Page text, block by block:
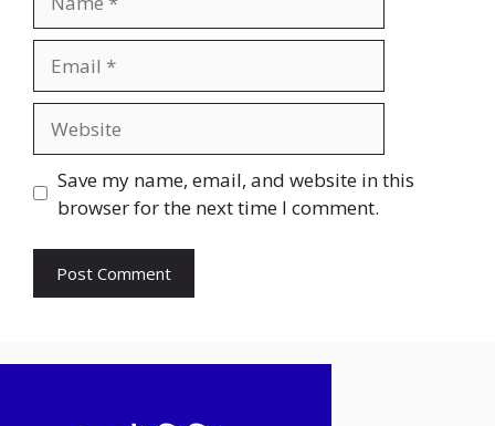
Save my name, email, and website in this
browser for the next time I comment.